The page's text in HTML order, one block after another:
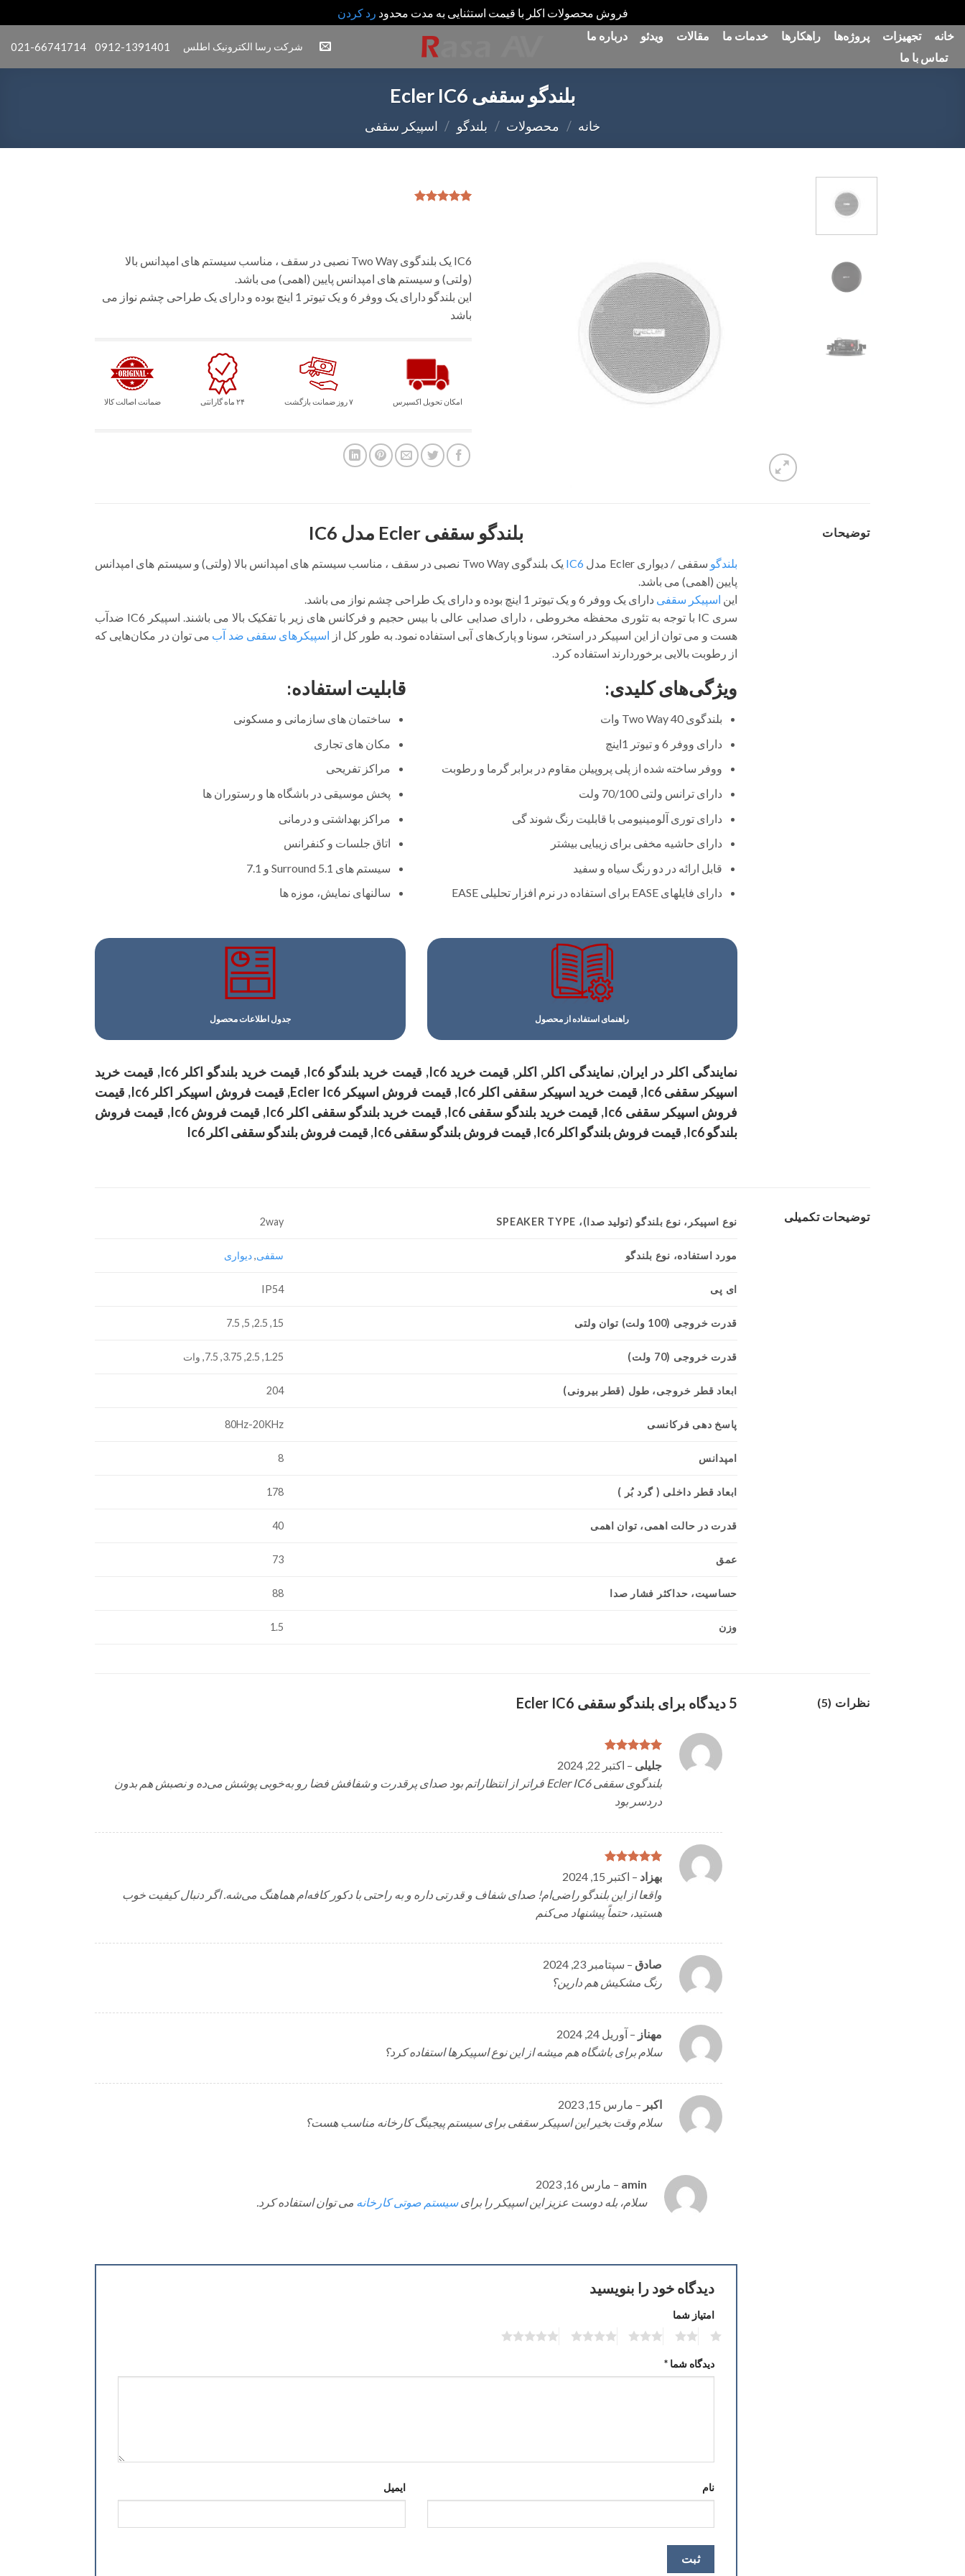
فروش محصولات اکلر با قیمت استثنایی به مدت محدود رد کردن
پرش
محتوا
خانه تجهیزات پروژه‌ها راهکارها خدمات ما مقالات ویدئو
درباره ما
تماس با ما
شرکت رسا الکترونیک اطلس 0912-1391401
021-66741714
بلندگو سقفی Ecler IC6
خانه / محصولات / بلندگو / اسپیکر سقفی
مشتری
IC6 یک بلندگوی Two Way نصبی در سقف ، مناسب سیستم های امپدانس بالا
(ولتی) و سیستم های امپدانس پایین (اهمی) می باشد.
این بلندگو دارای یک ووفر 6 و یک تیوتر 1 اینچ بوده و دارای یک طراحی چشم نواز می
باشد
امکان تحویل اکسپرس ۷ روز ضمانت بازگشت ۲۴ ماه گارانتی ضمانت اصالت کالا
توضیحات بلندگو سقفی Ecler مدل IC6
بلندگو سقفی / دیواری Ecler مدل IC6
یک بلندگوی Two Way نصبی در سقف ، مناسب سیستم های امپدانس بالا (ولتی) و سیستم های امپدانس
پایین (اهمی) می باشد.
این اسپیکر سقفی دارای یک ووفر 6 و یک تیوتر 1 اینچ بوده و دارای یک طراحی چشم نواز می باشد.
سری IC با توجه به تئوری محفظه مخروطی ، دارای صدایی عالی با بیس حجیم و فرکانس های زیر با تفکیک بالا می باشند. اسپیکر IC6 ضدآب
هست و می توان از این اسپیکر در استخر، سونا و پارک‌های آبی استفاده نمود. به طور کل از اسپیکرهای سقفی ضد آب می توان در مکان‌هایی که
از رطوبت بالایی برخوردارند استفاده کرد.
ویژگی‌های کلیدی:
بلندگوی Two Way 40 وات
دارای ووفر 6 و تیوتر 1اینچ
ووفر ساخته شده از پلی پروپیلن مقاوم در برابر گرما و رطوبت
دارای ترانس ولتی 70/100 ولت
دارای توری آلومینیومی با قابلیت رنگ شوند گی
دارای حاشیه مخفی برای زیبایی بیشتر
قابل ارائه در دو رنگ سیاه و سفید
دارای فایلهای EASE برای استفاده در نرم افزار تحلیلی EASE
قابلیت استفاده:
ساختمان های سازمانی و مسکونی
مکان های تجاری
مراکز تفریحی
پخش موسیقی در باشگاه ها و رستوران ها
مراکز بهداشتی و درمانی
اتاق جلسات و کنفرانس
سیستم های Surround 5.1 و 7.1
سالنهای نمایش، موزه ها
راهنمای استفاده از محصول جدول اطلاعات محصول
نمایندگی اکلر در ایران, نمایندگی اکلر, اکلر, قیمت خرید Ic6, قیمت خرید بلندگو Ic6, قیمت خرید بلندگو اکلر Ic6, قیمت خرید
اسپیکر سقفی Ic6, قیمت خرید اسپیکر سقفی اکلر Ic6, قیمت فروش اسپیکر Ecler Ic6, قیمت فروش اسپیکر اکلر Ic6, قیمت
فروش اسپیکر سقفی Ic6, قیمت خرید بلندگو سقفی Ic6, قیمت خرید بلندگو سقفی اکلر Ic6, قیمت فروش Ic6, قیمت فروش
بلندگو Ic6, قیمت فروش بلندگو اکلر Ic6, قیمت فروش بلندگو سقفی Ic6, قیمت فروش بلندگو سقفی اکلر Ic6
توضیحات تکمیلی نوع اسپیکر، نوع بلندگو (تولید صدا)، SPEAKER TYPE 2way
مورد استفاده، نوع بلندگو سقفی,دیواری
ای پی IP54
قدرت خروجی (100 ولت) توان ولتی 15, 2.5, 5, 7.5
قدرت خروجی (70 ولت) 1.25, 2.5, 3.75, 7.5, وات
ابعاد قطر خروجی، طول (قطر بیرونی) 204
پاسخ دهی فرکانسی 80Hz-20KHz
امپدانس 8
ابعاد قطر داخلی ( گرد بُر ) 178
قدرت در حالت اهمی، توان اهمی 40
عمق 73
حساسیت، حداکثر فشار صدا 88
وزن 1.5
نظرات (5) 5 دیدگاه برای بلندگو سقفی Ecler IC6
امتیاز
از
5
جلیلی – اکتبر 22, 2024
بلندگوی سقفی Ecler IC6 فراتر از انتظاراتم بود صدای پرقدرت و شفافش فضا رو به‌خوبی پوشش می‌ده و نصبش هم بدون
دردسر بود
امتیاز 5از
5
بهزاد – اکتبر 15, 2024
واقعا از این بلندگو راضی‌ام! صدای شفاف و قدرتی داره و به راحتی با دکور کافه‌ام هماهنگ می‌شه. اگر دنبال کیفیت خوب
هستید، حتماً پیشنهاد می‌کنم
صادق – سپتامبر 23, 2024
رنگ مشکیش هم دارین؟
مهناز – آوریل 24, 2024
سلام برای باشگاه هم میشه از این نوع اسپیکرها استفاده کرد؟
اکبر – مارس 15, 2023
سلام وقت بخیر این اسپیکر سقفی برای سیستم پیجینگ کارخانه مناسب هست؟
amin
– مارس 16, 2023
سلام، بله دوست عزیز این اسپیکر را برایسیستم صوتی کارخانه می توان استفاده کرد.
دیدگاه خود را بنویسید
امتیاز شما
دیدگاه شما *
نام ایمیل